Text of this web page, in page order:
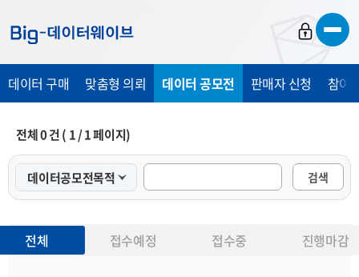
가
가
가
데이터 구매 맞춤형 의뢰 데이터 공모전 판매자 신청 참여
전체0건 ( 1/1페이지)
검색
전체 접수예정 접수중 진행마감